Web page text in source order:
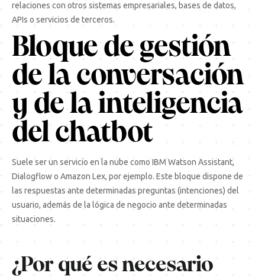
relaciones con otros sistemas empresariales, bases de datos,
APIs o servicios de terceros.
Bloque de gestión
de la conversación
y de la inteligencia
del chatbot
Suele ser un servicio en la nube como IBM Watson Assistant,
Dialogflow o Amazon Lex, por ejemplo. Este bloque dispone de
las respuestas ante determinadas preguntas (intenciones) del
usuario, además de la lógica de negocio ante determinadas
situaciones.
¿Por qué es necesario